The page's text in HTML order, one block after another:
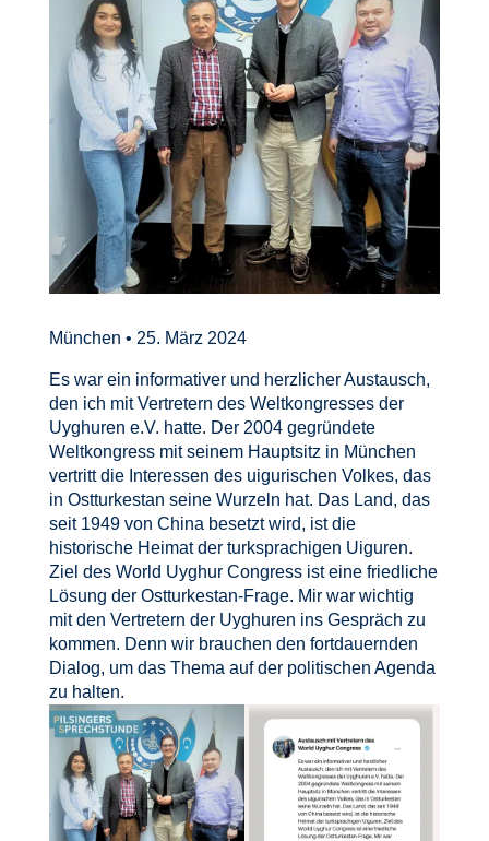
München • 25. März 2024
Es war ein informativer und herzlicher Austausch,
den ich mit Vertretern des Weltkongresses der
Uyghuren e.V. hatte. Der 2004 gegründete
Weltkongress mit seinem Hauptsitz in München
vertritt die Interessen des uigurischen Volkes, das
in Ostturkestan seine Wurzeln hat. Das Land, das
seit 1949 von China besetzt wird, ist die
historische Heimat der turksprachigen Uiguren.
Ziel des World Uyghur Congress ist eine friedliche
Lösung der Ostturkestan-Frage. Mir war wichtig
mit den Vertretern der Uyghuren ins Gespräch zu
kommen. Denn wir brauchen den fortdauernden
Dialog, um das Thema auf der politischen Agenda
zu halten.